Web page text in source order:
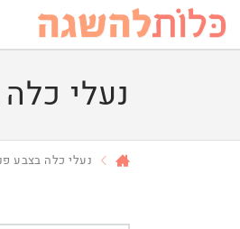
נעלי
נעלי כלה בצבע